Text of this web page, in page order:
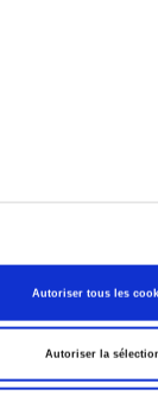
Autoriser tous les
Autoriser la
OUR
Subscribe